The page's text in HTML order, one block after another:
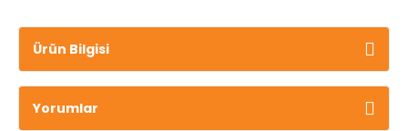
Ürün Bilgisi
Yorumlar